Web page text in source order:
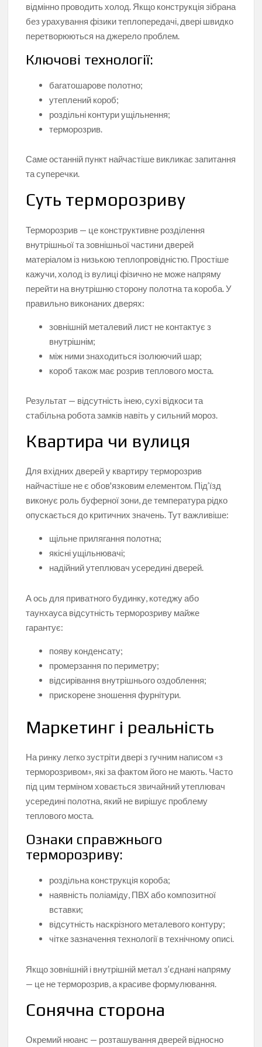
відмінно проводить холод. Якщо конструкція зібрана
без урахування фізики теплопередачі, двері швидко
перетворюються на джерело проблем.
Ключові технології:
багатошарове полотно;
утеплений короб;
роздільні контури ущільнення;
терморозрив.
Саме останній пункт найчастіше викликає запитання
та суперечки.
Суть терморозриву
Терморозрив — це конструктивне розділення
внутрішньої та зовнішньої частини дверей
матеріалом із низькою теплопровідністю. Простіше
кажучи, холод із вулиці фізично не може напряму
перейти на внутрішню сторону полотна та короба. У
правильно виконаних дверях:
зовнішній металевий лист не контактує з
внутрішнім;
між ними знаходиться ізолюючий шар;
короб також має розрив теплового моста.
Результат — відсутність інею, сухі відкоси та
стабільна робота замків навіть у сильний мороз.
Квартира чи вулиця
Для вхідних дверей у квартиру терморозрив
найчастіше не є обов'язковим елементом. Під’їзд
виконує роль буферної зони, де температура рідко
опускається до критичних значень. Тут важливіше:
щільне прилягання полотна;
якісні ущільнювачі;
надійний утеплювач усередині дверей.
А ось для приватного будинку, котеджу або
таунхауса відсутність терморозриву майже
гарантує:
появу конденсату;
промерзання по периметру;
відсирівання внутрішнього оздоблення;
прискорене зношення фурнітури.
Маркетинг і реальність
На ринку легко зустріти двері з гучним написом «з
терморозривом», які за фактом його не мають. Часто
під цим терміном ховається звичайний утеплювач
усередині полотна, який не вирішує проблему
теплового моста.
Ознаки справжнього
терморозриву:
роздільна конструкція короба;
наявність поліаміду, ПВХ або композитної
вставки;
відсутність наскрізного металевого контуру;
чітке зазначення технології в технічному описі.
Якщо зовнішній і внутрішній метал з’єднані напряму
— це не терморозрив, а красиве формулювання.
Сонячна сторона
Окремий нюанс — розташування дверей відносно